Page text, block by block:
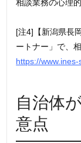
相談業務の心理
[注4]【新潟県長
ートナー」で、
https://
自治体
意点